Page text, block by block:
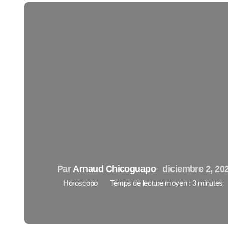
Par Arnaud Chicoguapo diciembre 2,
Horoscopo Temps de lecture moyen : 3 minutes